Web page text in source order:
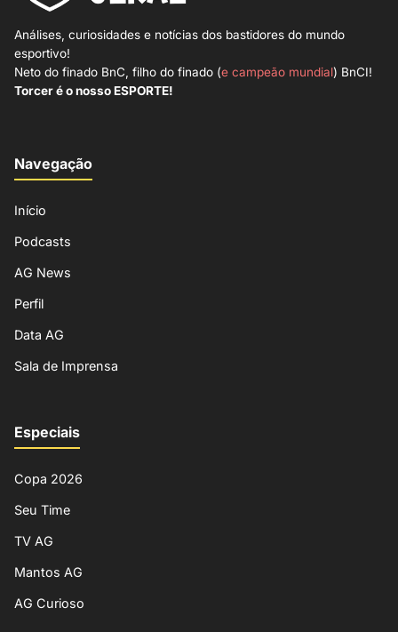
Análises, curiosidades e notícias dos bastidores do mundo
esportivo!
Neto do finado BnC, filho do finado (e campeão mundial) BnCI!
Torcer é o nosso ESPORTE!
Navegação
Início
Podcasts
AG News
Perfil
Data AG
Sala de Imprensa
Especiais
Copa 2026
Seu Time
TV AG
Mantos AG
AG Curioso